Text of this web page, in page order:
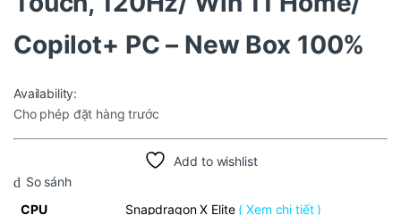
Copilot+ PC – New Box 100%
Availability:
Cho phép đặt hàng trước
Add to wishlist
So sánh
CPU
Snapdragon X Elite (Xem chi tiết)